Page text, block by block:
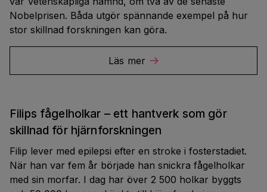
Nobelprisen. Båda utgör spännande exempel på hur
stor skillnad forskningen kan göra.
Läs mer
Filips fågelholkar – ett hantverk som gör
skillnad för hjärnforskningen
Filip lever med epilepsi efter en stroke i fosterstadiet.
När han var fem år började han snickra fågelholkar
med sin morfar. I dag har över 2 500 holkar byggts